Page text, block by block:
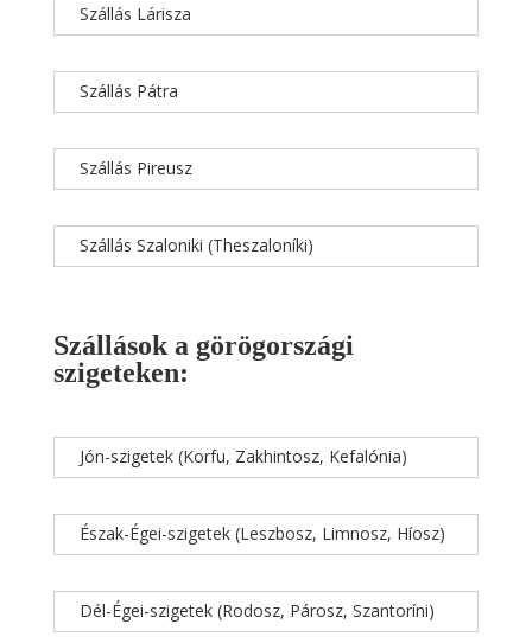
Szállás Lárisza
Szállás Pátra
Szállás Pireusz
Szállás Szaloniki (Theszaloníki)
Szállások a görögországi
szigeteken:
Jón-szigetek (Korfu, Zakhintosz, Kefalónia)
Észak-Égei-szigetek (Leszbosz, Limnosz, Híosz)
Dél-Égei-szigetek (Rodosz, Párosz, Szantoríni)